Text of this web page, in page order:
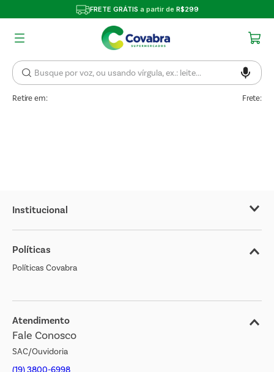
FRETE GRÁTIS a partir de R$299
Retire em: Frete:
Institucional
Sobre o Covabra
Nossas Lojas
Cliente Bem Estar
Jornal de Ofertas
Transparência Salarial
Políticas
Políticas Covabra
Atendimento
Fale Conosco
SAC/Ouvidoria
(19) 3800-6998